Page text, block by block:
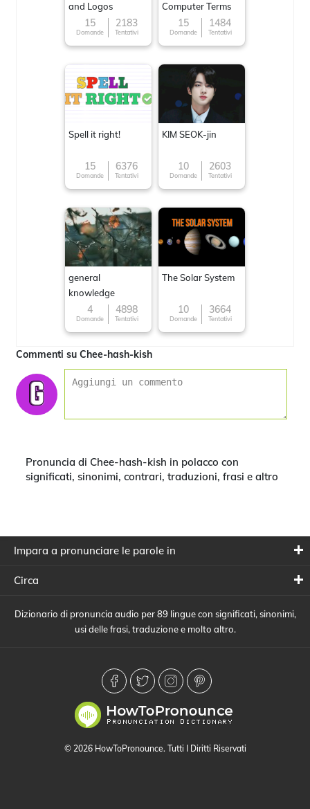
and Logos
15
Domande
2183
Tentativi
Computer Terms
15
Domande
1484
Tentativi
Spell it right!
15
Domande
6376
Tentativi
KIM SEOK-jin
10
Domande
2603
Tentativi
general
knowledge
4
Domande
4898
Tentativi
The Solar System
10
Domande
3664
Tentativi
Commenti su Chee-hash-kish
Pronuncia di Chee-hash-kish in polacco con
significati, sinonimi, contrari, traduzioni, frasi e altro
Impara a pronunciare le parole in
Circa
Dizionario di pronuncia audio per 89 lingue con significati, sinonimi,
usi delle frasi, traduzione e molto altro.
© 2026 HowToPronounce. Tutti I Diritti Riservati